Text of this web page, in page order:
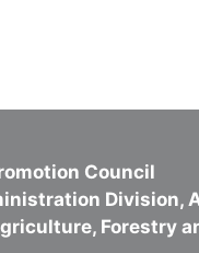
Council
Division,
Forestry